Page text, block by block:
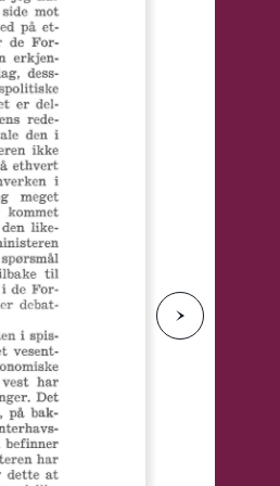
N
e
s
t
e
s
i
d
e